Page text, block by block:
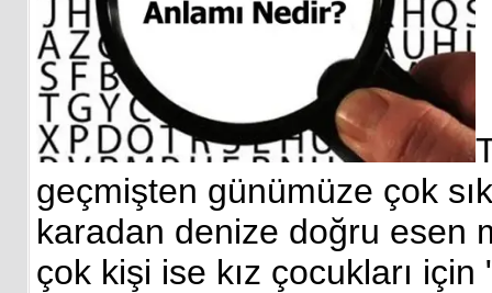
geçmişten günümüze çok
karadan denize doğru esen
çok kişi ise kız çocukları